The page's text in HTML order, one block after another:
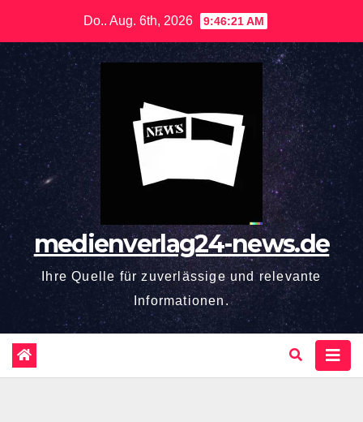
springen
Do.. Aug. 6th, 2026 9:46:22 AM
medienverlag24-news.de
Ihre Quelle für zuverlässige und relevante
Informationen.